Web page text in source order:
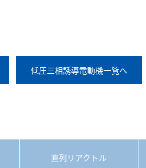
低圧三相誘導電動機一覧へ
直列リアクトル